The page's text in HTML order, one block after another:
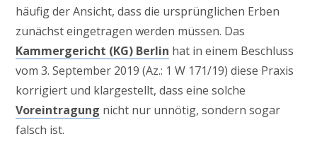
häufig der Ansicht, dass die ursprünglichen Erben
zunächst eingetragen werden müssen. Das
Kammergericht (KG) Berlin hat in einem Beschluss
vom 3. September 2019 (Az.: 1 W 171/19) diese Praxis
korrigiert und klargestellt, dass eine solche
Voreintragung nicht nur unnötig, sondern sogar
falsch ist.